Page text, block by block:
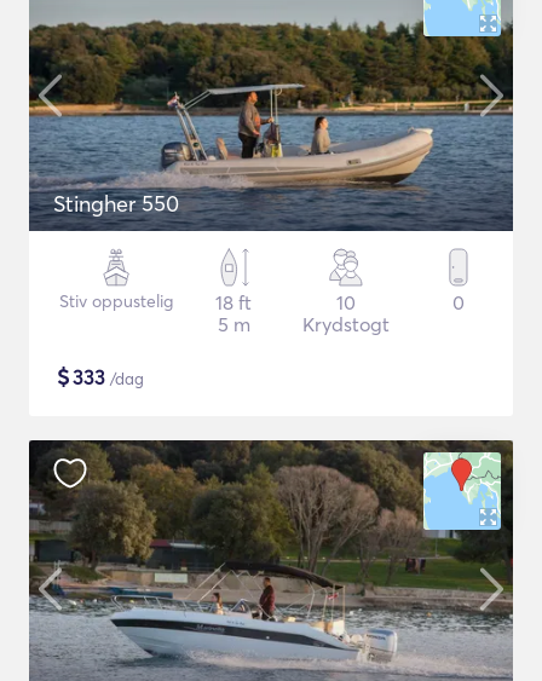
Stingher 550
Stiv oppustelig
18 ft
5 m
10
Krydstogt
0
$333 /dag